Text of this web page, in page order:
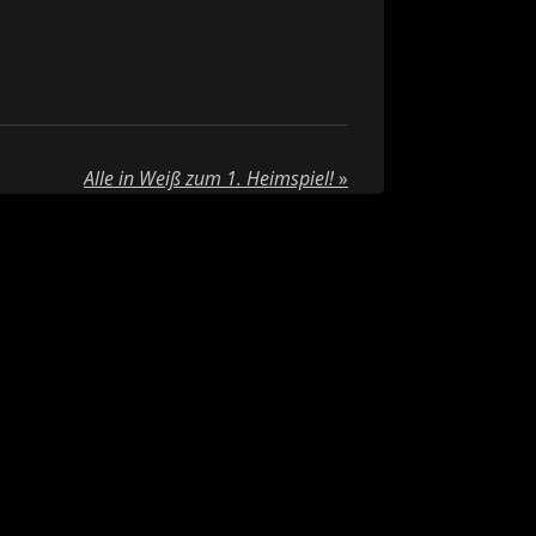
Alle in Weiß zum 1. Heimspiel!»